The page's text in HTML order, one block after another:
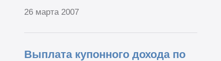
26 марта 2007
Выплата купонного дохода по